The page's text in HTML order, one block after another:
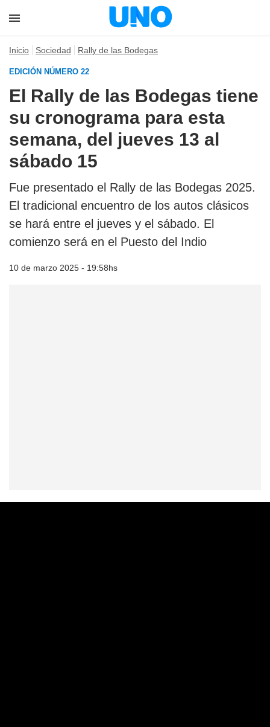
Inicio Sociedad Rally de las Bodegas
EDICIÓN NÚMERO 22
El Rally de las Bodegas tiene
su cronograma para esta
semana, del jueves 13 al
sábado 15
Fue presentado el Rally de las Bodegas 2025.
El tradicional encuentro de los autos clásicos
se hará entre el jueves y el sábado. El
comienzo será en el Puesto del Indio
10 de marzo 2025 - 19:58hs